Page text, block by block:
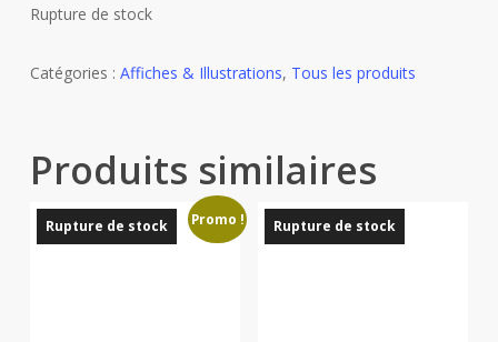
Rupture de stock
Catégories : Affiches & Illustrations, Tous les produits
Produits similaires
Rupture de stock Promo ! Rupture de stock